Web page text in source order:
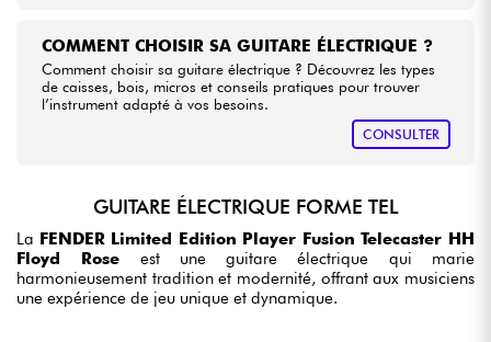
COMMENT CHOISIR SA GUITARE ÉLECTRIQUE ?
Comment choisir sa guitare électrique ? Découvrez les types
de caisses, bois, micros et conseils pratiques pour trouver
l’instrument adapté à vos besoins.
CONSULTER
GUITARE ÉLECTRIQUE FORME TEL
La FENDER Limited Edition Player Fusion Telecaster HH
Floyd Rose est une guitare électrique qui marie
harmonieusement tradition et modernité, offrant aux musiciens
une expérience de jeu unique et dynamique.